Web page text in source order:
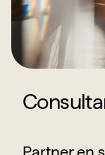
Partner en